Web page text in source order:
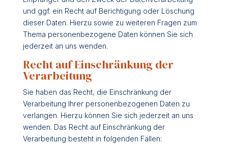
und ggf. ein Recht auf Berichtigung oder Löschung
dieser Daten. Hierzu sowie zu weiteren Fragen zum
Thema personenbezogene Daten können Sie sich
jederzeit an uns wenden.
Recht auf Einschränkung der
Verarbeitung
Sie haben das Recht, die Einschränkung der
Verarbeitung Ihrer personenbezogenen Daten zu
verlangen. Hierzu können Sie sich jederzeit an uns
wenden. Das Recht auf Einschränkung der
Verarbeitung besteht in folgenden Fällen: